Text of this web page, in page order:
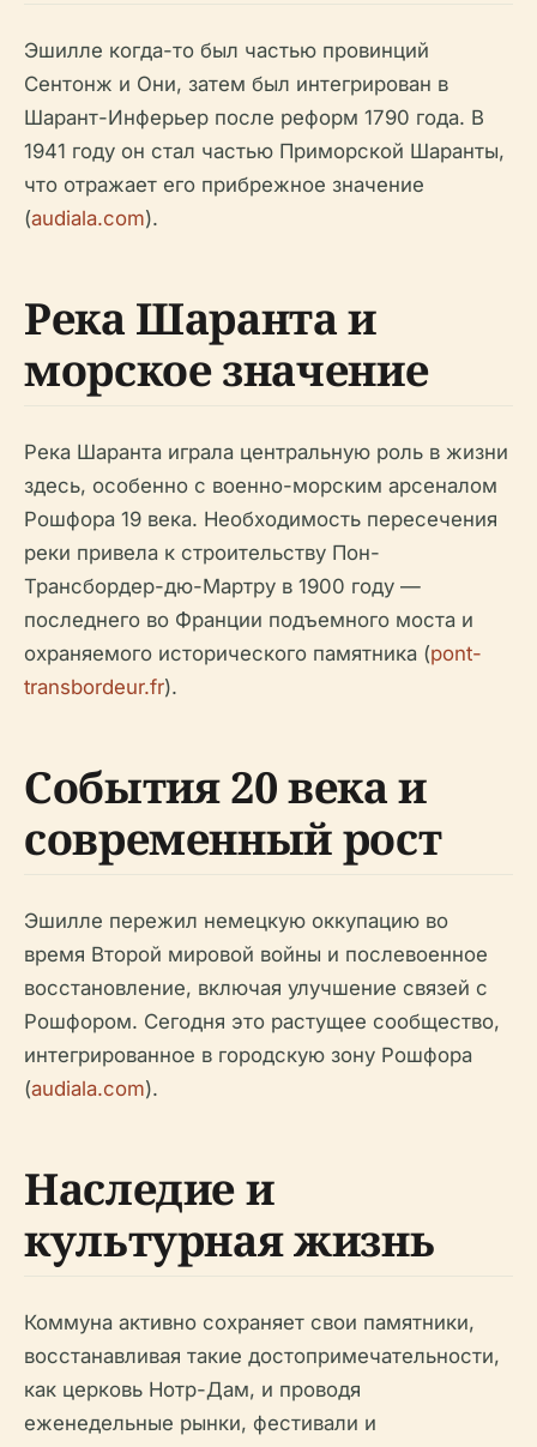
Эшилле когда-то был частью провинций
Сентонж и Они, затем был интегрирован в
Шарант-Инферьер после реформ 1790 года. В
1941 году он стал частью Приморской Шаранты,
что отражает его прибрежное значение
(audiala.com).
Река Шаранта и
морское значение
Река Шаранта играла центральную роль в жизни
здесь, особенно с военно-морским арсеналом
Рошфора 19 века. Необходимость пересечения
реки привела к строительству Пон-
Трансбордер-дю-Мартру в 1900 году —
последнего во Франции подъемного моста и
охраняемого исторического памятника (pont-
transbordeur.fr).
События 20 века и
современный рост
Эшилле пережил немецкую оккупацию во
время Второй мировой войны и послевоенное
восстановление, включая улучшение связей с
Рошфором. Сегодня это растущее сообщество,
интегрированное в городскую зону Рошфора
(audiala.com).
Наследие и
культурная жизнь
Коммуна активно сохраняет свои памятники,
восстанавливая такие достопримечательности,
как церковь Нотр-Дам, и проводя
еженедельные рынки, фестивали и